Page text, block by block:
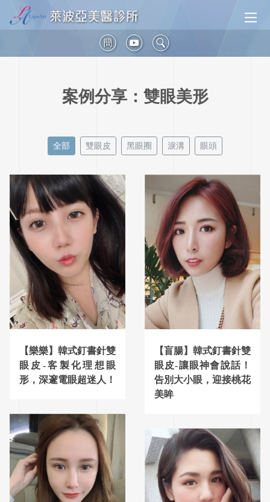
簡
案例分享：雙眼美形
全部 雙眼皮 黑眼圈 淚溝 眼頭
【樂樂】韓式釘書針雙
眼皮-客製化理想眼
形，深邃電眼超迷人！
【盲腸】韓式釘書針雙
眼皮-讓眼神會說話！
告別大小眼，迎接桃花
美眸